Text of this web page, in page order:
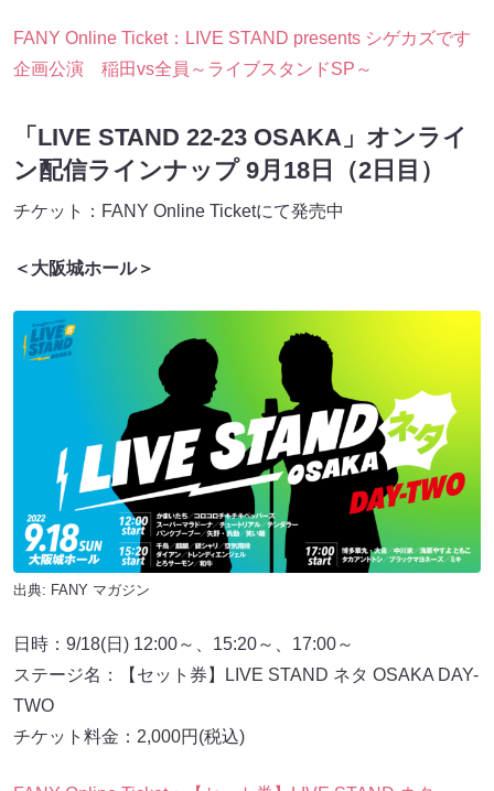
FANY Online Ticket：LIVE STAND presents シゲカズです
企画公演 稲田vs全員～ライブスタンドSP～
「LIVE STAND 22-23 OSAKA」オンライ
ン配信ラインナップ 9月18日（2日目）
チケット：FANY Online Ticketにて発売中
＜大阪城ホール＞
出典: FANY マガジン
日時：9/18(日) 12:00～、15:20～、17:00～
ステージ名：【セット券】LIVE STAND ネタ OSAKA DAY-
TWO
チケット料金：2,000円(税込)